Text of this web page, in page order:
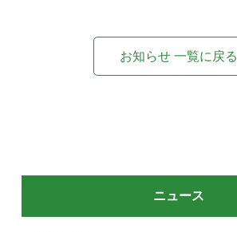
ニュース
お知らせ 一覧に戻る